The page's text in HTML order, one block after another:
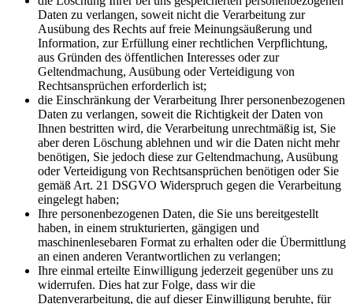
Daten zu verlangen, soweit nicht die Verarbeitung zur
Ausübung des Rechts auf freie Meinungsäußerung und
Information, zur Erfüllung einer rechtlichen Verpflichtung,
aus Gründen des öffentlichen Interesses oder zur
Geltendmachung, Ausübung oder Verteidigung von
Rechtsansprüchen erforderlich ist;
die Einschränkung der Verarbeitung Ihrer personenbezogenen
Daten zu verlangen, soweit die Richtigkeit der Daten von
Ihnen bestritten wird, die Verarbeitung unrechtmäßig ist, Sie
aber deren Löschung ablehnen und wir die Daten nicht mehr
benötigen, Sie jedoch diese zur Geltendmachung, Ausübung
oder Verteidigung von Rechtsansprüchen benötigen oder Sie
gemäß Art. 21 DSGVO Widerspruch gegen die Verarbeitung
eingelegt haben;
Ihre personenbezogenen Daten, die Sie uns bereitgestellt
haben, in einem strukturierten, gängigen und
maschinenlesebaren Format zu erhalten oder die Übermittlung
an einen anderen Verantwortlichen zu verlangen;
Ihre einmal erteilte Einwilligung jederzeit gegenüber uns zu
widerrufen. Dies hat zur Folge, dass wir die
Datenverarbeitung, die auf dieser Einwilligung beruhte, für